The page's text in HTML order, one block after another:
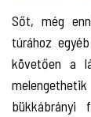
Sőt, még
túrához
követően a
bükkábrányi